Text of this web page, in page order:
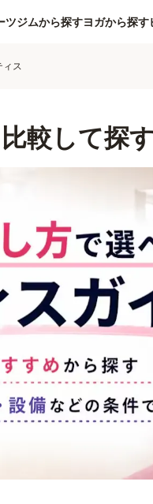
ツジムから探すヨガから探す
ィス
較して探